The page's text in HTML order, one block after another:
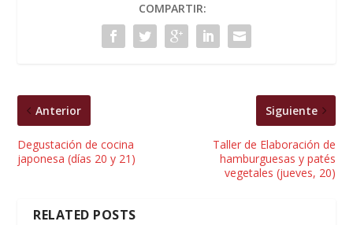
COMPARTIR:
Anterior
Degustación de cocina
japonesa (días 20 y 21)
Siguiente
Taller de Elaboración de
hamburguesas y patés
vegetales (jueves, 20)
RELATED POSTS